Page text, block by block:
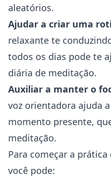
aleatórios.
Ajudar a criar uma
relaxante te
todos os dias pode te
diária de meditação.
Auxiliar a manter o
voz orientadora ajuda
momento presente,
meditação.
Para começar a prática
você pode: